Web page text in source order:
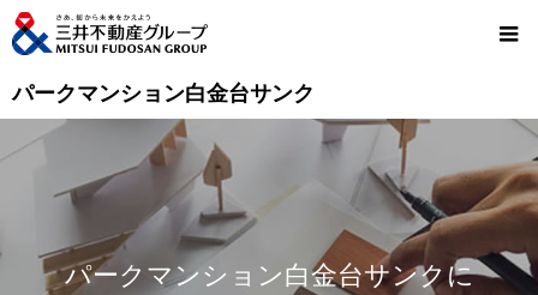
パークマンション白金台サンク
パークマンション白金台サンクに